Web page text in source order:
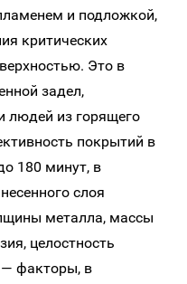
и подложкой,
критических
Это в
задел,
людей из горящего
покрытий в
180 минут, в
слоя
металла, массы
целостность
— факторы, в